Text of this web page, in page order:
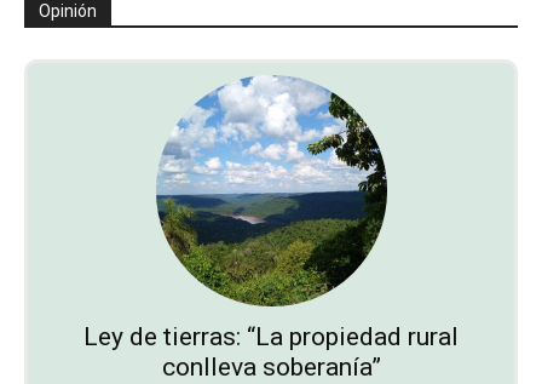
Opinión
Ley de tierras: “La propiedad rural
conlleva soberanía”